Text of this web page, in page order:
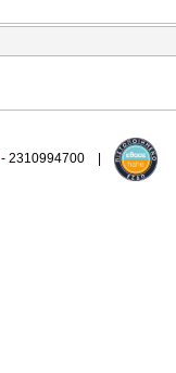
- 2310994700 |